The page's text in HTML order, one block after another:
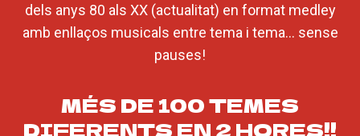
dels anys 80 als XX (actualitat) en format medley
amb enllaços musicals entre tema i tema… sense
pauses!
MÉS DE 100 TEMES
DIFERENTS EN 2 HORES!!